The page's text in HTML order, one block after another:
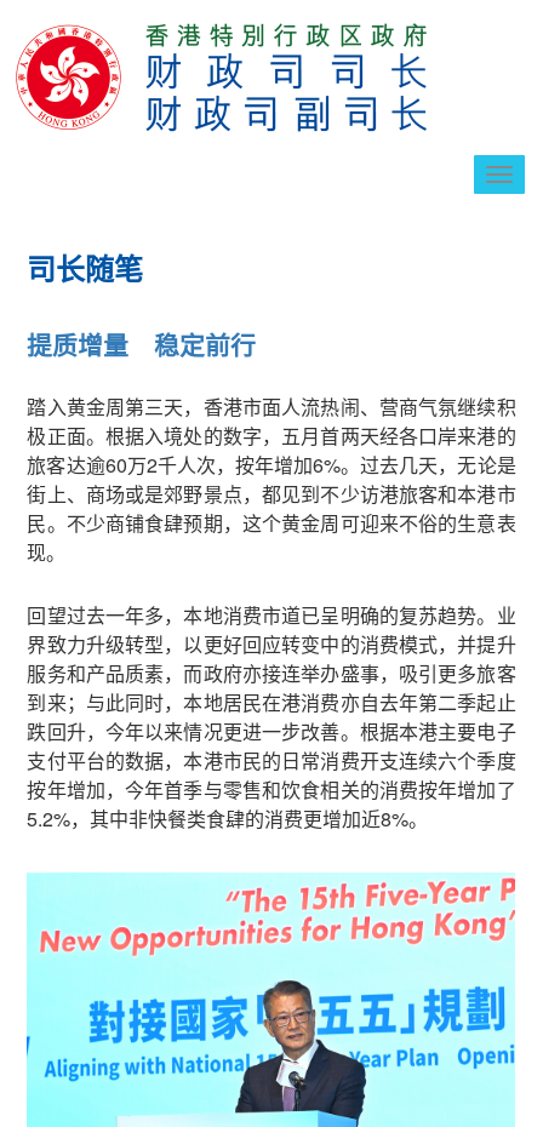
切
司长随笔
提质增量 稳定前行
踏入黄金周第三天，香港市面人流热闹、营商气氛继续积
极正面。根据入境处的数字，五月首两天经各口岸来港的
旅客达逾60万2千人次，按年增加6%。过去几天，无论是
街上、商场或是郊野景点，都见到不少访港旅客和本港市
民。不少商铺食肆预期，这个黄金周可迎来不俗的生意表
现。
回望过去一年多，本地消费市道已呈明确的复苏趋势。业
界致力升级转型，以更好回应转变中的消费模式，并提升
服务和产品质素，而政府亦接连举办盛事，吸引更多旅客
到来；与此同时，本地居民在港消费亦自去年第二季起止
跌回升，今年以来情况更进一步改善。根据本港主要电子
支付平台的数据，本港市民的日常消费开支连续六个季度
按年增加，今年首季与零售和饮食相关的消费按年增加了
5.2%，其中非快餐类食肆的消费更增加近8%。